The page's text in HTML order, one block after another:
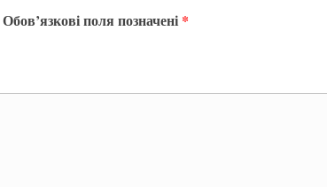
Обов’язкові поля позначені *